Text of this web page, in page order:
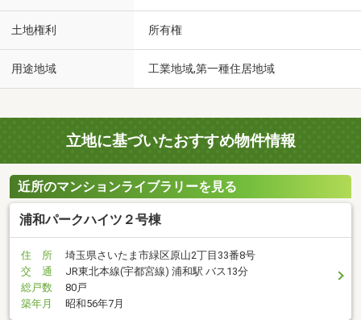
土地権利 所有権
用途地域 工業地域,第一種住居地域
立地に基づいたおすすめ物件情報
近所のマンションライブラリーを見る
浦和パークハイツ２号棟
住 所
埼玉県さいたま市緑区原山2丁目33番8号
交 通
JR東北本線(宇都宮線) 浦和駅 バス13分
総戸数
80戸
築年月
昭和56年7月